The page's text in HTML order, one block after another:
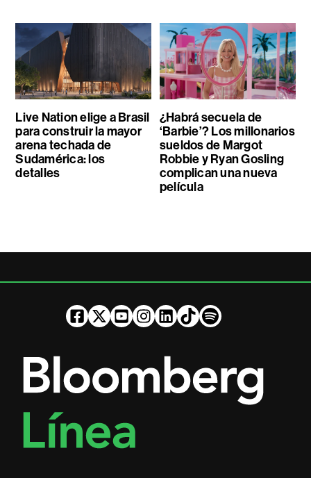
Live Nation elige a Brasil
para construir la mayor
arena techada de
Sudamérica: los
detalles
¿Habrá secuela de
‘Barbie’? Los millonarios
sueldos de Margot
Robbie y Ryan Gosling
complican una nueva
película